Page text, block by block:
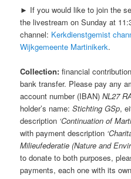
► If you would like to join the
the livestream on Sunday at
channel: Kerkdienstgemist
Wijkgemeente Martinikerk.
Collection: financial
bank transfer. Please pay any
account number (IBAN)NL27
holder’s name:Stichting GSp,
description ‘Continuation of
with payment description
Milieufederatie (Nature and
to donate to both purposes,
payments, each one with its